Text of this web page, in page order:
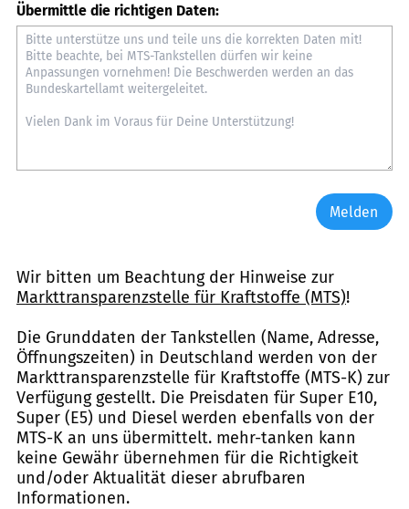
Übermittle die richtigen Daten:
Melden
Wir bitten um Beachtung der Hinweise zur
Markttransparenzstelle für Kraftstoffe (MTS)!
Die Grunddaten der Tankstellen (Name, Adresse,
Öffnungszeiten) in Deutschland werden von der
Markttransparenzstelle für Kraftstoffe (MTS-K) zur
Verfügung gestellt. Die Preisdaten für Super E10,
Super (E5) und Diesel werden ebenfalls von der
MTS-K an uns übermittelt. mehr-tanken kann
keine Gewähr übernehmen für die Richtigkeit
und/oder Aktualität dieser abrufbaren
Informationen.